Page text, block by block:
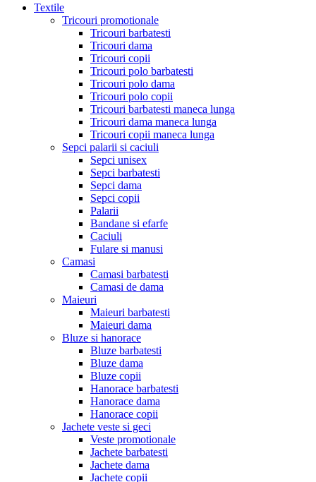
Textile
Tricouri promotionale
Tricouri barbatesti
Tricouri dama
Tricouri copii
Tricouri polo barbatesti
Tricouri polo dama
Tricouri polo copii
Tricouri barbatesti maneca lunga
Tricouri dama maneca lunga
Tricouri copii maneca lunga
Sepci palarii si caciuli
Sepci unisex
Sepci barbatesti
Sepci dama
Sepci copii
Palarii
Bandane si efarfe
Caciuli
Fulare si manusi
Camasi
Camasi barbatesti
Camasi de dama
Maieuri
Maieuri barbatesti
Maieuri dama
Bluze si hanorace
Bluze barbatesti
Bluze dama
Bluze copii
Hanorace barbatesti
Hanorace dama
Hanorace copii
Jachete veste si geci
Veste promotionale
Jachete barbatesti
Jachete dama
Jachete copii